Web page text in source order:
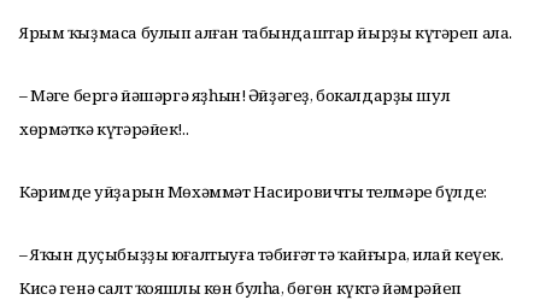
Ярым ҡыҙмаса булып алған табындаштар йырҙы күтәреп ала.
– Мәңге бергә йәшәргә яҙһын! Әйҙәгеҙ, бокалдарҙы шул
хөрмәткә күтәрәйек!..
Кәримдең уйҙарын Мөхәммәт Насировичтың телмәре бүлде:
– Яҡын дуҫыбыҙҙы юғалтыуға тәбиғәт тә ҡайғыра, илай кеүек.
Кисә генә салт ҡояшлы көн булһа, бөгөн күктә йәмрәйеп